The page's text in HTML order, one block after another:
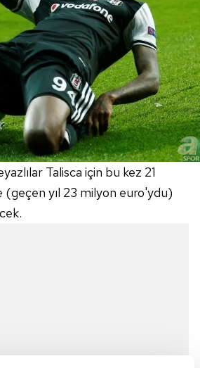
Talisca için bu kez 21
(geçen yıl 23 milyon euro'ydu)